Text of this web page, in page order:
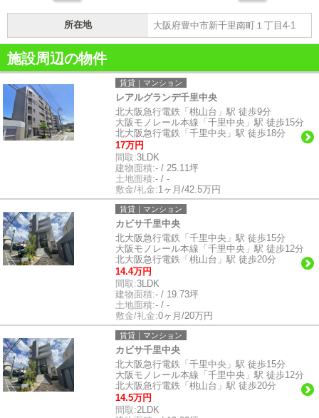
所在地 大阪府豊中市新千里南町１丁目4-1
施設周辺の物件
賃貸｜マンション
レアルグランデ千里中央
北大阪急行電鉄「桃山台」駅 徒歩9分
大阪モノレール本線「千里中央」駅 徒歩15分
北大阪急行電鉄「千里中央」駅 徒歩18分
17万円
間取:3LDK
建物面積:- / 25.11坪
土地面積:- / -
敷金/礼金:1ヶ月/42.5万円
賃貸｜マンション
カビサ千里中央
北大阪急行電鉄「千里中央」駅 徒歩15分
大阪モノレール本線「千里中央」駅 徒歩12分
北大阪急行電鉄「桃山台」駅 徒歩20分
14.4万円
間取:3LDK
建物面積:- / 19.73坪
土地面積:- / -
敷金/礼金:0ヶ月/20万円
賃貸｜マンション
カビサ千里中央
北大阪急行電鉄「千里中央」駅 徒歩15分
大阪モノレール本線「千里中央」駅 徒歩12分
北大阪急行電鉄「桃山台」駅 徒歩20分
14.5万円
間取:2LDK